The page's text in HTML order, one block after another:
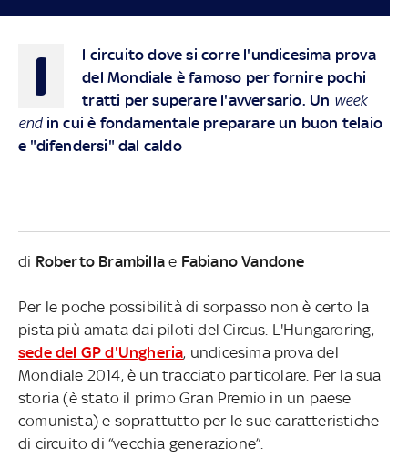
I l circuitodove si corre l'undicesima prova
del Mondiale è famoso per fornire pochi
tratti per superare l'avversario. Un week
endin cui è fondamentale preparare un buon telaio
e "difendersi" dal caldo
di Roberto Brambilla e Fabiano Vandone
Per le poche possibilità di sorpasso non è certo la
pista più amata dai piloti del Circus. L'Hungaroring,
sede del GP d'Ungheria, undicesima prova del
Mondiale 2014, è un tracciato particolare. Per la sua
storia (è stato il primo Gran Premio in un paese
comunista) e soprattutto per le sue caratteristiche
di circuito di “vecchia generazione”.